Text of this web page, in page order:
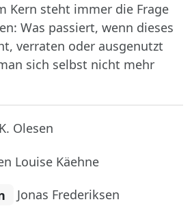
Kern steht immer die Frage
Was passiert, wenn dieses
verraten oder ausgenutzt
sich selbst nicht mehr
Olesen
Louise Käehne
Jonas Frederiksen